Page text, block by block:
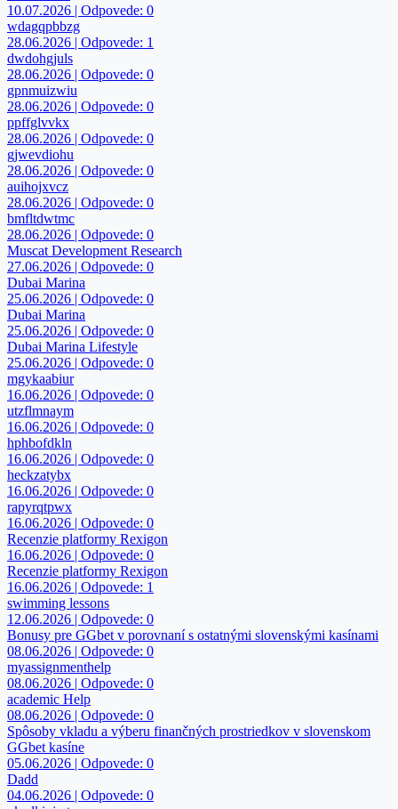
10.07.2026 | Odpovede: 0
wdagqpbbzg
28.06.2026 | Odpovede: 1
dwdohgjuls
28.06.2026 | Odpovede: 0
gpnmuizwiu
28.06.2026 | Odpovede: 0
ppffglvvkx
28.06.2026 | Odpovede: 0
gjwevdiohu
28.06.2026 | Odpovede: 0
auihojxvcz
28.06.2026 | Odpovede: 0
bmfltdwtmc
28.06.2026 | Odpovede: 0
Muscat Development Research
27.06.2026 | Odpovede: 0
Dubai Marina
25.06.2026 | Odpovede: 0
Dubai Marina
25.06.2026 | Odpovede: 0
Dubai Marina Lifestyle
25.06.2026 | Odpovede: 0
mgykaabiur
16.06.2026 | Odpovede: 0
utzflmnaym
16.06.2026 | Odpovede: 0
hphbofdkln
16.06.2026 | Odpovede: 0
heckzatybx
16.06.2026 | Odpovede: 0
rapyrqtpwx
16.06.2026 | Odpovede: 0
Recenzie platformy Rexigon
16.06.2026 | Odpovede: 0
Recenzie platformy Rexigon
16.06.2026 | Odpovede: 1
swimming lessons
12.06.2026 | Odpovede: 0
Bonusy pre GGbet v porovnaní s ostatnými slovenskými kasínami
08.06.2026 | Odpovede: 0
myassignmenthelp
08.06.2026 | Odpovede: 0
academic Help
08.06.2026 | Odpovede: 0
Spôsoby vkladu a výberu finančných prostriedkov v slovenskom
GGbet kasíne
05.06.2026 | Odpovede: 0
Dadd
04.06.2026 | Odpovede: 0